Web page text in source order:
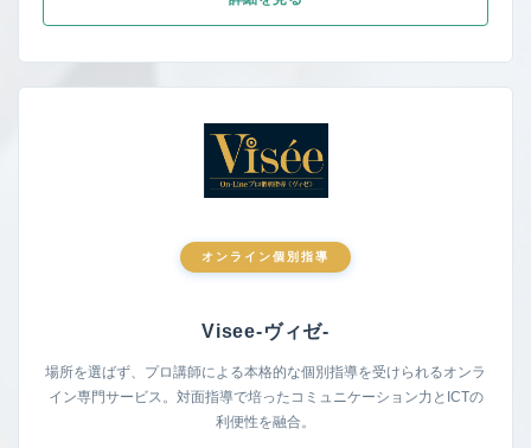
オンライン個別指導
Visee-ヴィゼ-
場所を選ばず、プロ講師による本格的な個別指導を受けられるオンラ
イン専門サービス。対面指導で培ったコミュニケーション力とICTの
利便性を融合。